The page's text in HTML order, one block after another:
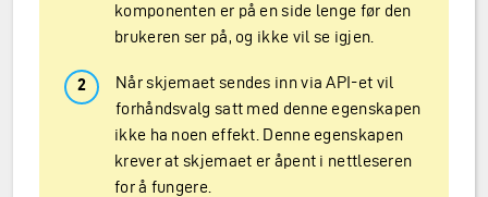
komponenten er på en side lenge før den
brukeren ser på, og ikke vil se igjen.
Når skjemaet sendes inn via API-et vil
forhåndsvalg satt med denne egenskapen
ikke ha noen effekt. Denne egenskapen
krever at skjemaet er åpent i nettleseren
for å fungere.